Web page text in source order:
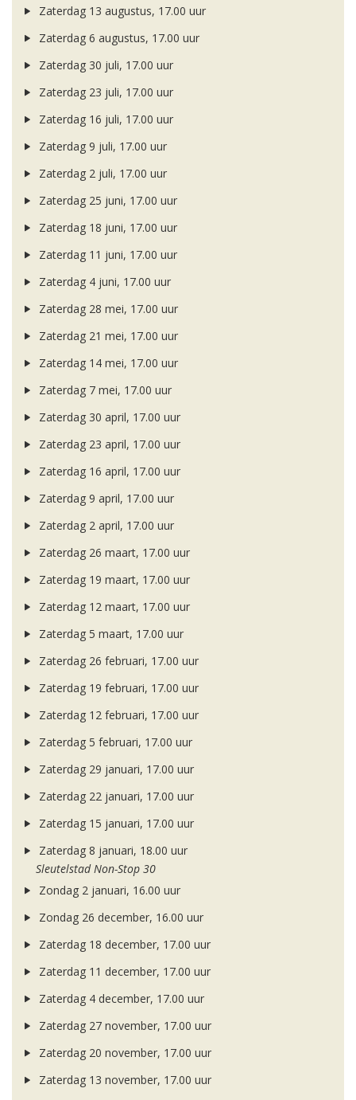
Zaterdag 13 augustus, 17.00 uur
Zaterdag 6 augustus, 17.00 uur
Zaterdag 30 juli, 17.00 uur
Zaterdag 23 juli, 17.00 uur
Zaterdag 16 juli, 17.00 uur
Zaterdag 9 juli, 17.00 uur
Zaterdag 2 juli, 17.00 uur
Zaterdag 25 juni, 17.00 uur
Zaterdag 18 juni, 17.00 uur
Zaterdag 11 juni, 17.00 uur
Zaterdag 4 juni, 17.00 uur
Zaterdag 28 mei, 17.00 uur
Zaterdag 21 mei, 17.00 uur
Zaterdag 14 mei, 17.00 uur
Zaterdag 7 mei, 17.00 uur
Zaterdag 30 april, 17.00 uur
Zaterdag 23 april, 17.00 uur
Zaterdag 16 april, 17.00 uur
Zaterdag 9 april, 17.00 uur
Zaterdag 2 april, 17.00 uur
Zaterdag 26 maart, 17.00 uur
Zaterdag 19 maart, 17.00 uur
Zaterdag 12 maart, 17.00 uur
Zaterdag 5 maart, 17.00 uur
Zaterdag 26 februari, 17.00 uur
Zaterdag 19 februari, 17.00 uur
Zaterdag 12 februari, 17.00 uur
Zaterdag 5 februari, 17.00 uur
Zaterdag 29 januari, 17.00 uur
Zaterdag 22 januari, 17.00 uur
Zaterdag 15 januari, 17.00 uur
Zaterdag 8 januari, 18.00 uur
Sleutelstad Non-Stop 30
Zondag 2 januari, 16.00 uur
Zondag 26 december, 16.00 uur
Zaterdag 18 december, 17.00 uur
Zaterdag 11 december, 17.00 uur
Zaterdag 4 december, 17.00 uur
Zaterdag 27 november, 17.00 uur
Zaterdag 20 november, 17.00 uur
Zaterdag 13 november, 17.00 uur